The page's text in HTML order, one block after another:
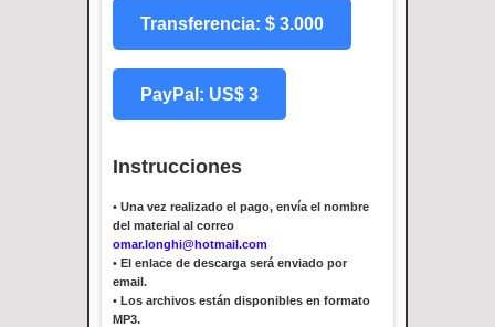
Transferencia: $ 3.000
PayPal: US$ 3
Instrucciones
• Una vez realizado el pago, envía el nombre
del material al correo
omar.longhi@hotmail.com
• El enlace de descarga será enviado por
email.
• Los archivos están disponibles en formato
MP3.